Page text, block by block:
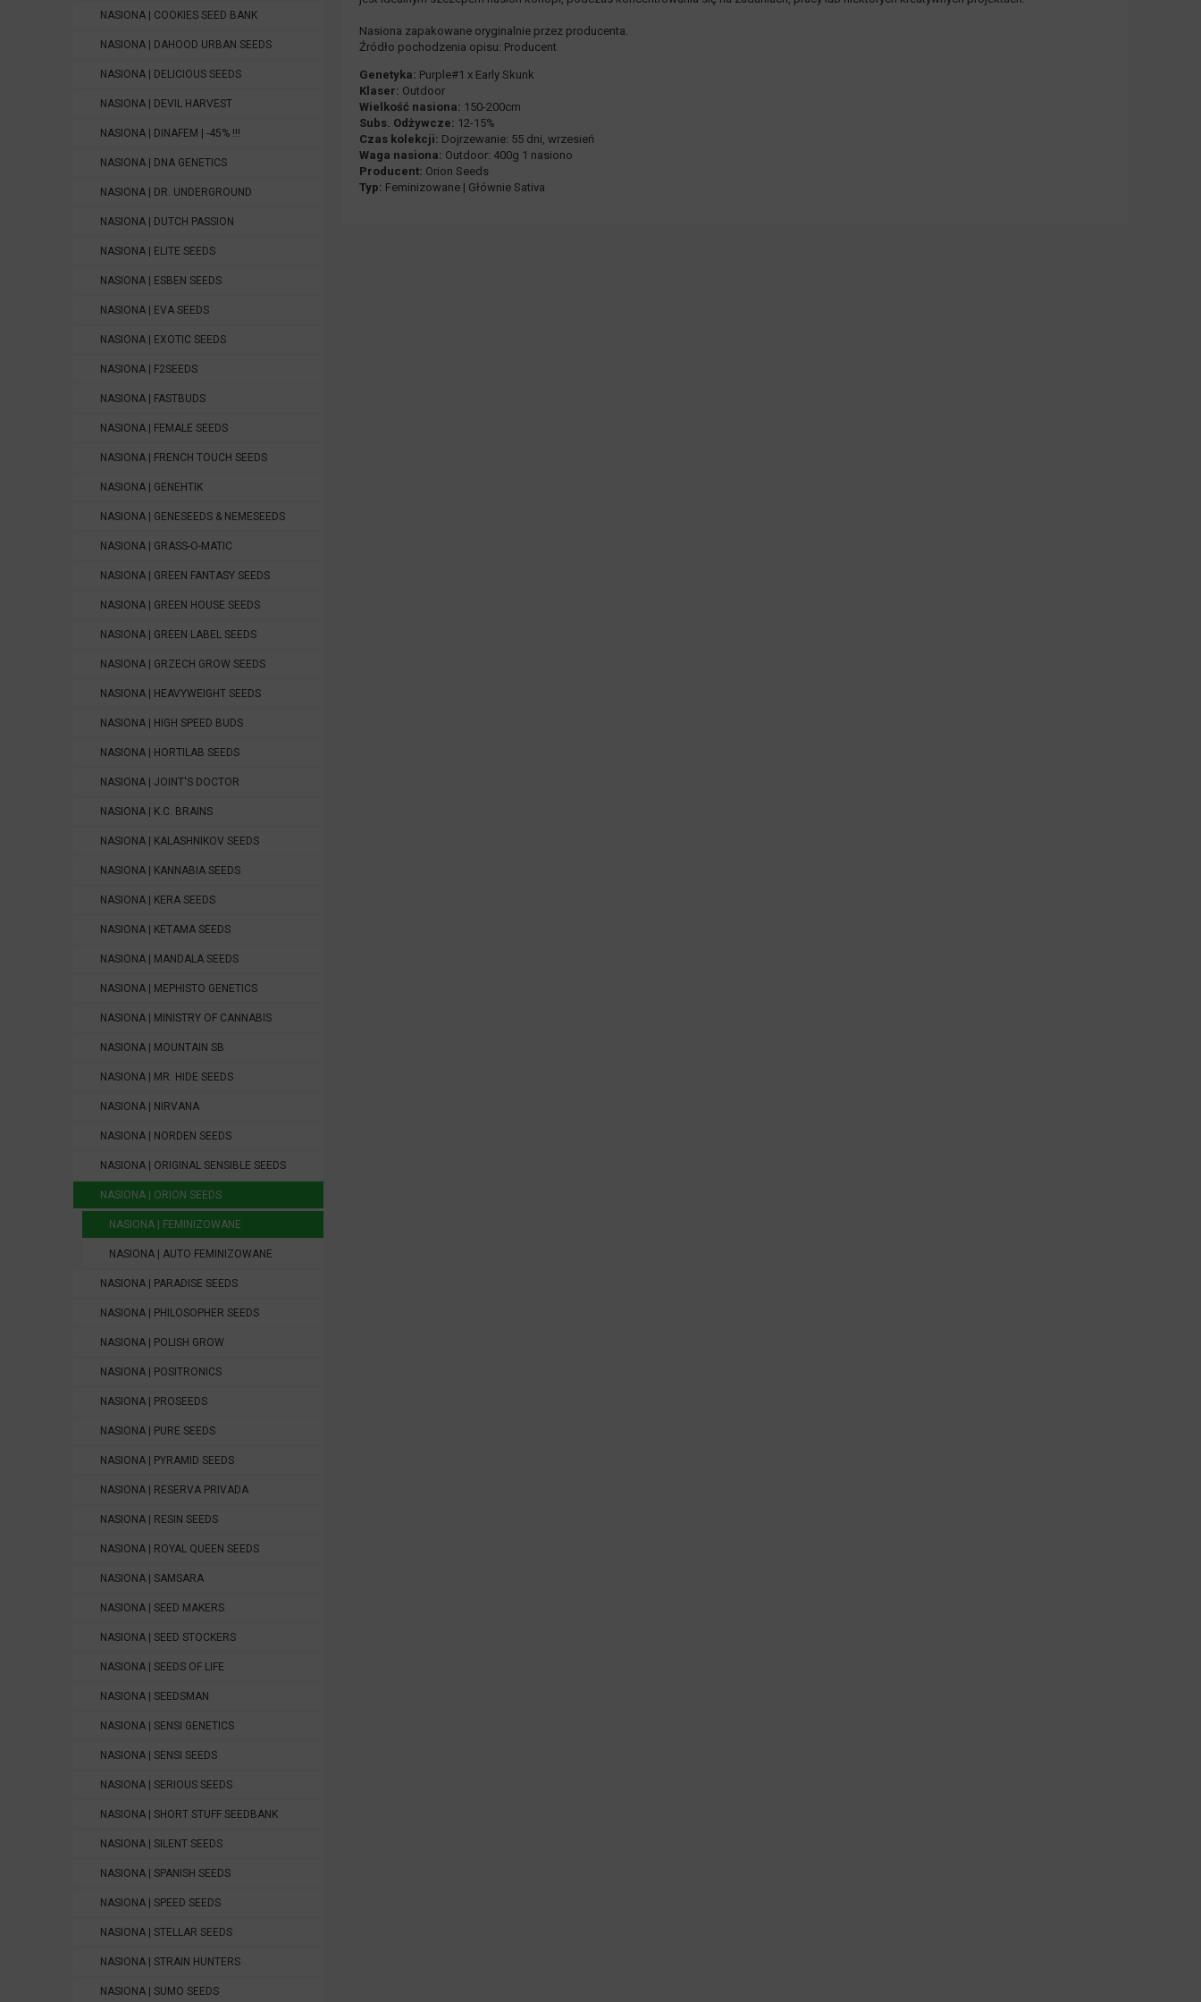
NASIONA | COOKIES SEED BANK
NASIONA | DAHOOD URBAN SEEDS
NASIONA | DELICIOUS SEEDS
NASIONA | DEVIL HARVEST
NASIONA | DINAFEM | -45% !!!
NASIONA | DNA GENETICS
NASIONA | DR. UNDERGROUND
NASIONA | DUTCH PASSION
NASIONA | ELITE SEEDS
NASIONA | ESBEN SEEDS
NASIONA | EVA SEEDS
NASIONA | EXOTIC SEEDS
NASIONA | F2SEEDS
NASIONA | FASTBUDS
NASIONA | FEMALE SEEDS
NASIONA | FRENCH TOUCH SEEDS
NASIONA | GENEHTIK
NASIONA | GENESEEDS & NEMESEEDS
NASIONA | GRASS-O-MATIC
NASIONA | GREEN FANTASY SEEDS
NASIONA | GREEN HOUSE SEEDS
NASIONA | GREEN LABEL SEEDS
NASIONA | GRZECH GROW SEEDS
NASIONA | HEAVYWEIGHT SEEDS
NASIONA | HIGH SPEED BUDS
NASIONA | HORTILAB SEEDS
NASIONA | JOINT'S DOCTOR
NASIONA | K.C. BRAINS
NASIONA | KALASHNIKOV SEEDS
NASIONA | KANNABIA SEEDS
NASIONA | KERA SEEDS
NASIONA | KETAMA SEEDS
NASIONA | MANDALA SEEDS
NASIONA | MEPHISTO GENETICS
NASIONA | MINISTRY OF CANNABIS
NASIONA | MOUNTAIN SB
NASIONA | MR. HIDE SEEDS
NASIONA | NIRVANA
NASIONA | NORDEN SEEDS
NASIONA | ORIGINAL SENSIBLE SEEDS
NASIONA | ORION SEEDS
NASIONA | FEMINIZOWANE
NASIONA | AUTO FEMINIZOWANE
NASIONA | PARADISE SEEDS
NASIONA | PHILOSOPHER SEEDS
NASIONA | POLISH GROW
NASIONA | POSITRONICS
NASIONA | PROSEEDS
NASIONA | PURE SEEDS
NASIONA | PYRAMID SEEDS
NASIONA | RESERVA PRIVADA
NASIONA | RESIN SEEDS
NASIONA | ROYAL QUEEN SEEDS
NASIONA | SAMSARA
NASIONA | SEED MAKERS
NASIONA | SEED STOCKERS
NASIONA | SEEDS OF LIFE
NASIONA | SEEDSMAN
NASIONA | SENSI GENETICS
NASIONA | SENSI SEEDS
NASIONA | SERIOUS SEEDS
NASIONA | SHORT STUFF SEEDBANK
NASIONA | SILENT SEEDS
NASIONA | SPANISH SEEDS
NASIONA | SPEED SEEDS
NASIONA | STELLAR SEEDS
NASIONA | STRAIN HUNTERS
NASIONA | SUMO SEEDS
Nasiona zapakowane oryginalnie przez producenta.
Źródło pochodzenia opisu: Producent
Genetyka: Purple#1 x Early Skunk
Klaser: Outdoor
Wielkość nasiona: 150-200cm
Subs. Odżywcze: 12-15%
Czas kolekcji: Dojrzewanie: 55 dni, wrzesień
Waga nasiona: Outdoor: 400g 1 nasiono
Producent: Orion Seeds
Typ: Feminizowane | Głównie Sativa